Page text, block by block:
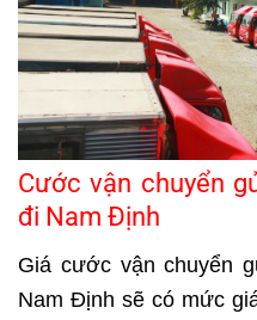
Cước vận chuyển
đi Nam Định
Giá cước vận chuyển
Nam Định sẽ có mức